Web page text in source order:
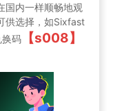
国内一样顺畅地观
供选择，如Sixfast
换码
【s008】